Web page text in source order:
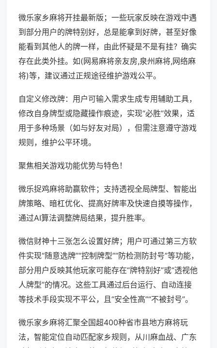
微乐家乡麻将开挂最新版；一些玩家反映在游戏中遇
到部分用户的牌特别好，总是能拿到好牌，甚至好像
能看到其他人的牌一样，由此怀疑是不是有挂？确实
存在此类外挂。如(网易麻将亲友房,泉州麻将,网络麻
将)等，建议通过正规途径维护游戏公平。
自定义修改牌：用户可输入需求生成专用辅助工具，
修改自身牌型或隐藏操作痕迹，实现“必胜”效果，适
用于多种场景（如与好友对局），但需注意遵守游戏
规则，维护公平环境。
聚焦相关游戏功能优势与特色！
微乐捉鸡麻将助赢软件；支持透视全局牌型、智能出
牌策略、暗杠优化、提高好牌率及快速自摸等操作，
通过AI算法调整牌局结果，提升胜率。
微信财神十三张怎么设置好牌；用户可通过第三方软
件实现“随意选牌”“控制牌型”“防检测防封号”等功能，
部分用户反映其他玩家可能存在“牌特别好”或“透视他
人牌型”的情况。这些工具通过后台运行、自动连接
等技术手段实现不平公，且“安全性高”“不被封号”。
微乐家乡麻将汇聚全国超400种省市县地方麻将玩
法，智能定位自动匹配家乡规则，从川麻血战、广东